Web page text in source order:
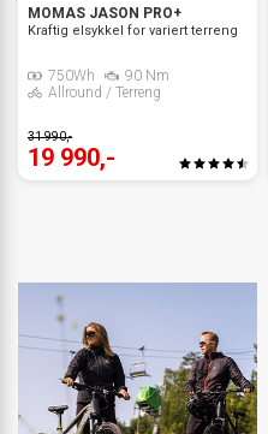
MOMAS JASON PRO+
Kraftig elsykkel for variert terreng
750Wh
90 Nm
Allround / Terreng
19 990,-
31 990,-